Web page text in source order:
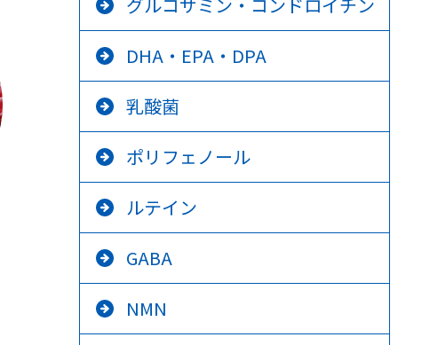
DHA・EPA・DPA
乳酸菌
ポリフェノール
ルテイン
GABA
NMN